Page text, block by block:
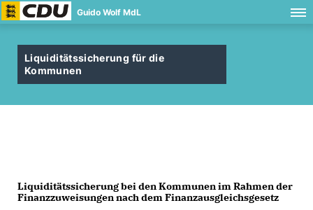
Guido Wolf MdL
Liquiditätssicherung für die
Kommunen
Liquiditätssicherung bei den Kommunen im Rahmen der
Finanzzuweisungennach dem Finanzausgleichsgesetz